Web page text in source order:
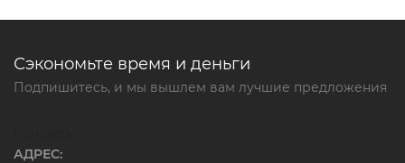
Сэкономьте время и деньги
Подпишитесь, и мы вышлем вам лучшие предложения
АДРЕС: